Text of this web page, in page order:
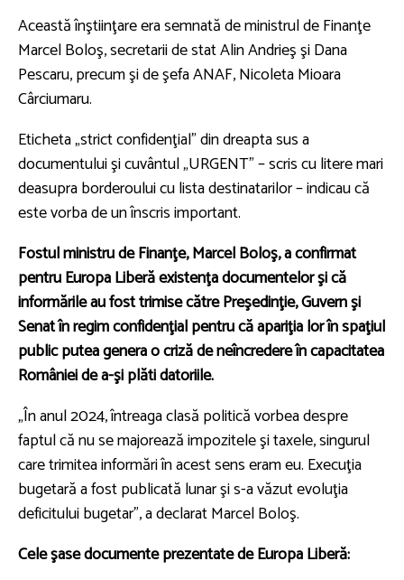
Această înştiinţare era semnată de ministrul de Finanţe
Marcel Boloş, secretarii de stat Alin Andrieş şi Dana
Pescaru, precum şi de şefa ANAF, Nicoleta Mioara
Cârciumaru.
Eticheta „strict confidenţial” din dreapta sus a
documentului şi cuvântul „URGENT” – scris cu litere mari
deasupra borderoului cu lista destinatarilor – indicau că
este vorba de un înscris important.
Fostul ministru de Finanţe, Marcel Boloş, a confirmat
pentru Europa Liberă existenţa documentelor şi că
informările au fost trimise către Preşedinţie, Guvern şi
Senat în regim confidenţial pentru că apariţia lor în spaţiul
public putea genera o criză de neîncredere în capacitatea
României de a-şi plăti datoriile.
„În anul 2024, întreaga clasă politică vorbea despre
faptul că nu se majorează impozitele şi taxele, singurul
care trimitea informări în acest sens eram eu. Execuţia
bugetară a fost publicată lunar şi s-a văzut evoluţia
deficitului bugetar”, a declarat Marcel Boloş.
Cele şase documente prezentate de Europa Liberă: